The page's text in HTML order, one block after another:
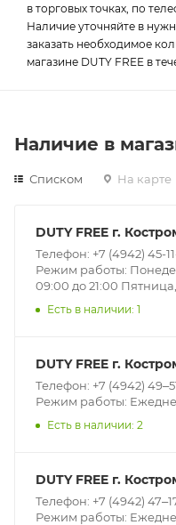
в торговых точках, по
Наличие уточняйте в
заказать необходимое
магазине DUTY FREE в
Наличие в
Списком На карте
DUTY FREE г.
Телефон: +7 (4942) 45-
Режим работы:
09:00 до 21:00
Есть в наличии: 1
DUTY FREE г.
Телефон: +7 (4942)
Режим работы:
Есть в наличии: 2
DUTY FREE г.
Телефон: +7 (4942)
Режим работы: